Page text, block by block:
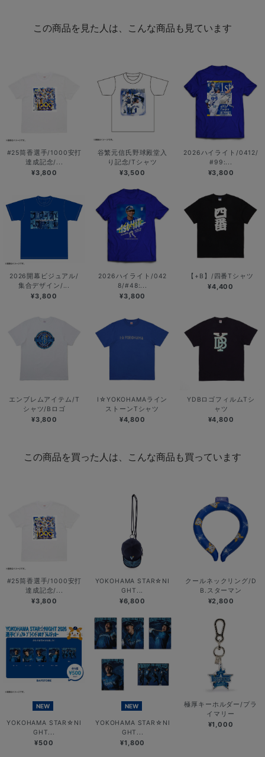
この商品を見た人は、こんな商品も見ています
#25筒香選手/1000安打
達成記念/...
¥3,800
谷繁元信氏野球殿堂入
り記念/Tシャツ
¥3,500
2026ハイライト/0412/
#99:...
¥3,800
2026開幕ビジュアル/
集合デザイン/...
¥3,800
2026ハイライト/042
8/#48:...
¥3,800
【+B】/四番Tシャツ
¥4,400
エンブレムアイテム/T
シャツ/Bロゴ
¥3,800
I☆YOKOHAMAライン
ストーンTシャツ
¥4,800
YDBロゴフィルムTシ
ャツ
¥4,800
この商品を買った人は、こんな商品も買っています
#25筒香選手/1000安打
達成記念/...
¥3,800
YOKOHAMA STAR☆NI
GHT...
¥6,800
クールネックリング/D
B.スターマン
¥2,800
NEW
YOKOHAMA STAR☆NI
GHT...
¥500
NEW
YOKOHAMA STAR☆NI
GHT...
¥1,800
極厚キーホルダー/プラ
イマリー
¥1,000